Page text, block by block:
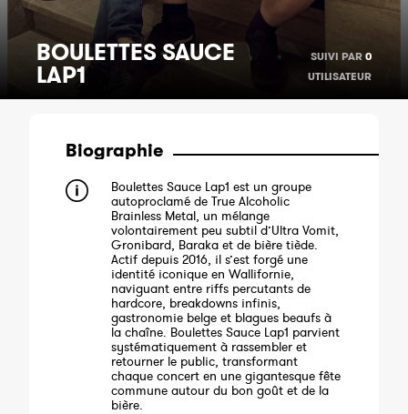
BOULETTES SAUCE
LAP1
SUIVI PAR 0
UTILISATEUR
Biographie
Boulettes Sauce Lap1 est un groupe
autoproclamé de True Alcoholic
Brainless Metal, un mélange
volontairement peu subtil d’Ultra Vomit,
Gronibard, Baraka et de bière tiède.
Actif depuis 2016, il s’est forgé une
identité iconique en Wallifornie,
naviguant entre riffs percutants de
hardcore, breakdowns infinis,
gastronomie belge et blagues beaufs à
la chaîne. Boulettes Sauce Lap1 parvient
systématiquement à rassembler et
retourner le public, transformant
chaque concert en une gigantesque fête
commune autour du bon goût et de la
bière.